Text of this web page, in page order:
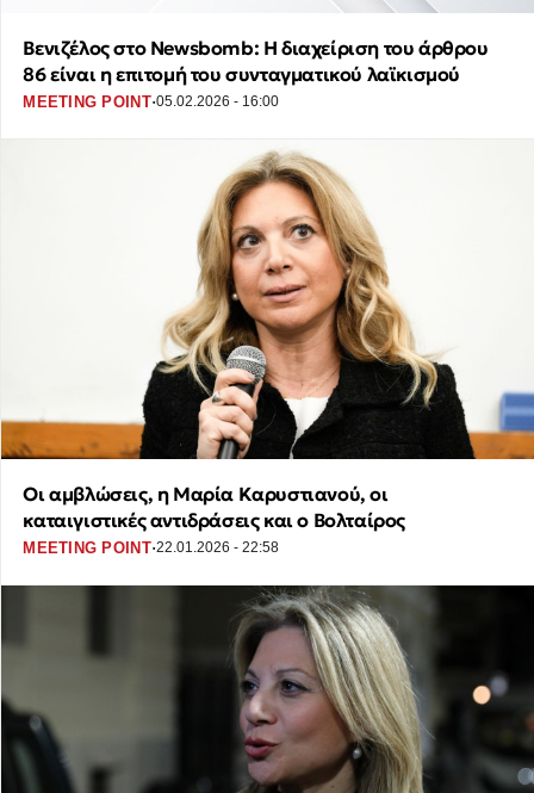
Βενιζέλος στο Newsbomb: Η διαχείριση του άρθρου
86 είναι η επιτομή του συνταγματικού λαϊκισμού
MEETING POINT·05.02.2026 - 16:00
Οι αμβλώσεις, η Μαρία Καρυστιανού, οι
καταιγιστικές αντιδράσεις και ο Βολταίρος
MEETING POINT·22.01.2026 - 22:58